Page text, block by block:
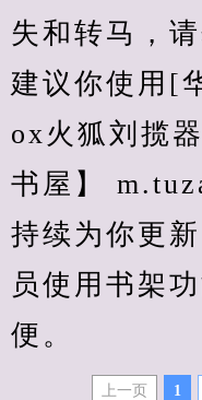
失和转马，
建议你使用[
ox火狐刘揽
书屋】
持续为你更
员使用书架
便。
上一页 1